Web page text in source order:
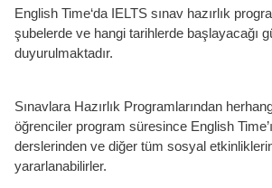
English Time‘da IELTS sınav hazırlık
şubelerde ve hangi tarihlerde başlayacağı
duyurulmaktadır.
Sınavlara Hazırlık Programlarından
öğrenciler program süresince English
derslerinden ve diğer tüm sosyal
yararlanabilirler.